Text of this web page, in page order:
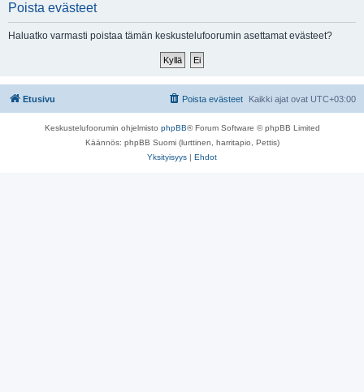
Poista evästeet
Haluatko varmasti poistaa tämän keskustelufoorumin asettamat evästeet?
Etusivu Kaikki ajat ovat UTC+03:00
Poista evästeet
Keskustelufoorumin ohjelmisto phpBB® Forum Software © phpBB Limited
Käännös: phpBB Suomi (lurttinen, harritapio, Pettis)
Yksityisyys | Ehdot